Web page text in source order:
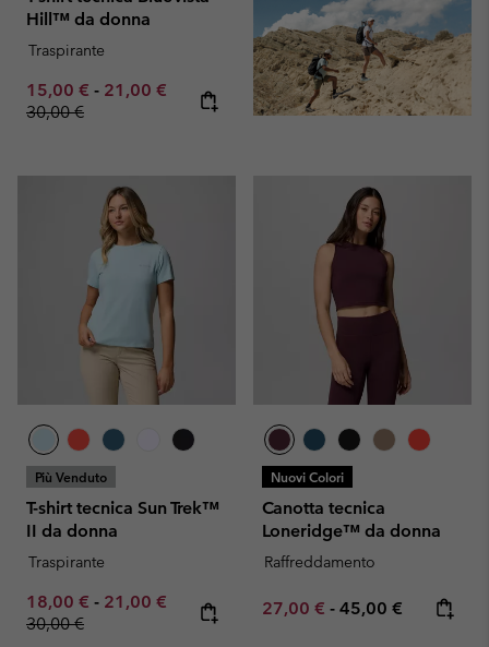
Hill™ da donna
Traspirante
Minimum sale price:
15,00 € - Maximum sale price:
21,00 € Regular price:
30,00 €
Più Venduto
T-shirt tecnica Sun Trek™
II da donna
Traspirante
Minimum sale price:
18,00 € - Maximum sale price:
21,00 € Regular price:
30,00 €
Nuovi Colori
Canotta tecnica
Loneridge™ da donna
Raffreddamento
Minimum sale price:
27,00 € - Maximum price:
45,00 €